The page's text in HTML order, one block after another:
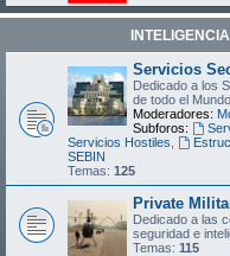
Servicios
Dedicado a los
de todo el Mundo.
Moderadores:
Subforos:
Servicios Hostiles
SEBIN
Temas: 125
Private
Dedicado a las
seguridad e
Temas: 115